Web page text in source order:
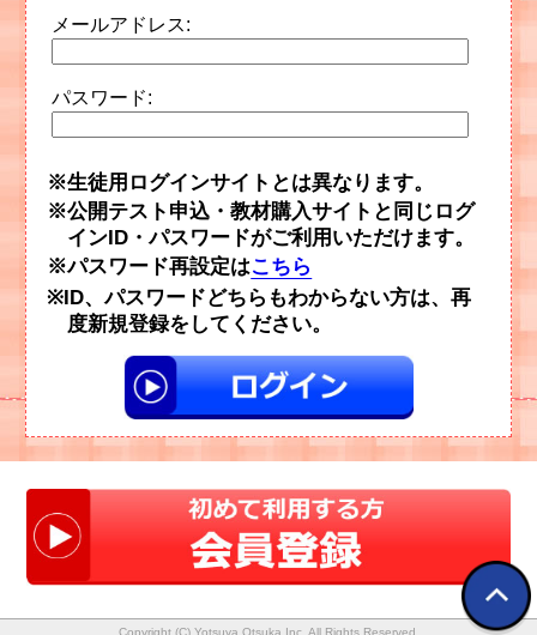
メールアドレス:
パスワード:
生徒用ログインサイトとは異なります。
公開テスト申込・教材購入サイトと同じログ
インID・パスワードがご利用いただけます。
パスワード再設定はこちら
ID、パスワードどちらもわからない方は、再
度新規登録をしてください。
Copyright (C) Yotsuya Otsuka Inc. All Rights Reserved.